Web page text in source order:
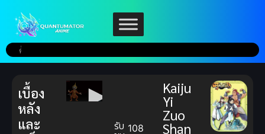
รับ 108
Kaiju
Yi
Zuo
Shan
เบื้อง
หลัง
และ